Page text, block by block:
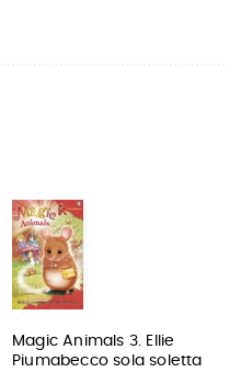
Magic Animals 3. Ellie
Piumabecco sola soletta